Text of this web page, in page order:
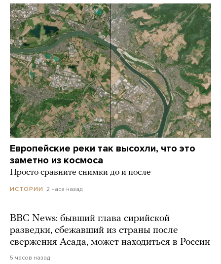
Европейские реки так высохли, что это
заметно из космоса
Просто сравните снимки до и после
ИСТОРИИ 2 часа назад
BBC News: бывший глава сирийской
разведки, сбежавший из страны после
свержения Асада, может находиться в России
5 часов назад